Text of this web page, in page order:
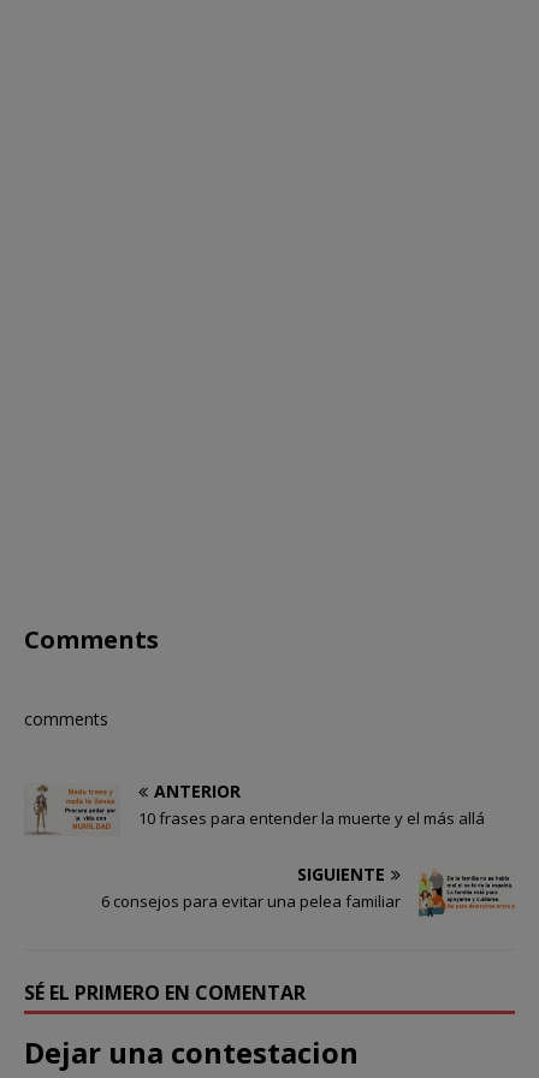
Comments
comments
ANTERIOR
10 frases para entender la muerte y el más allá
SIGUIENTE
6 consejos para evitar una pelea familiar
SÉ EL PRIMERO EN COMENTAR
Dejar una contestacion